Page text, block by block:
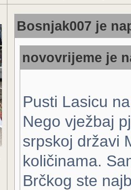
Bosnjak007 je
novovrijeme je
Pusti Lasicu
Nego vježbaj
srpskoj državi
količinama.
Brčkog ste